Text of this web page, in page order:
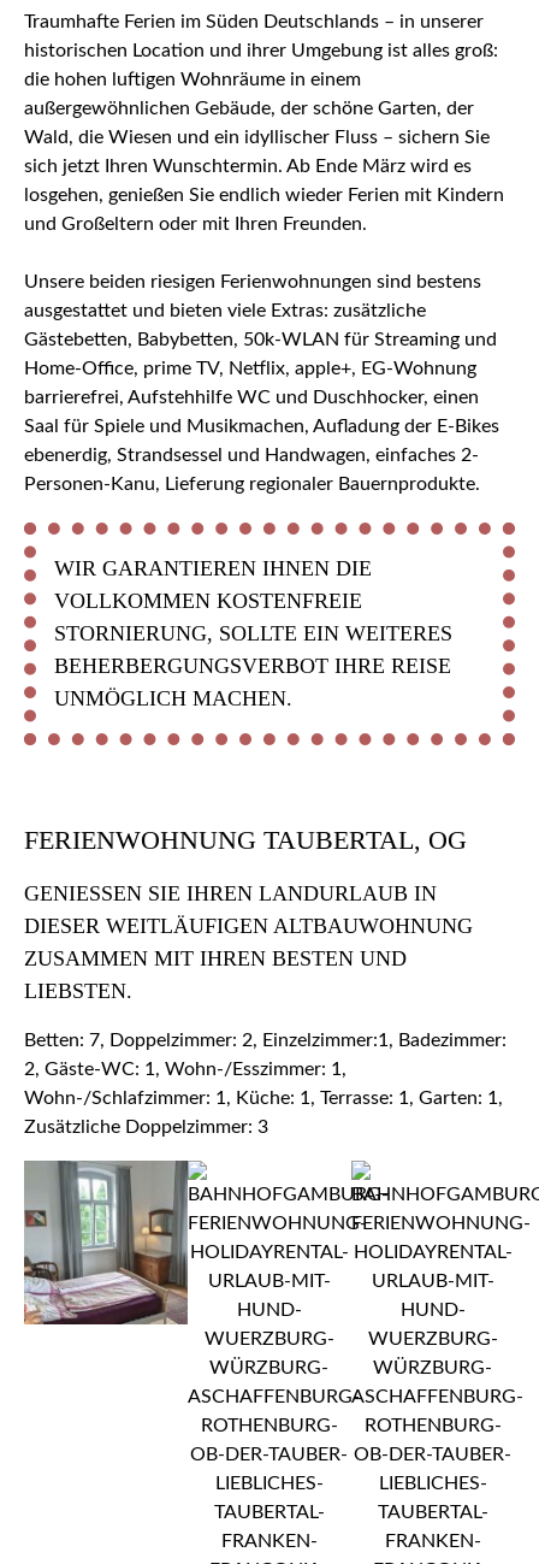
Traumhafte Ferien im Süden Deutschlands – in unserer
historischen Location und ihrer Umgebung ist alles groß:
die hohen luftigen Wohnräume in einem
außergewöhnlichen Gebäude, der schöne Garten, der
Wald, die Wiesen und ein idyllischer Fluss – sichern Sie
sich jetzt Ihren Wunschtermin. Ab Ende März wird es
losgehen, genießen Sie endlich wieder Ferien mit Kindern
und Großeltern oder mit Ihren Freunden.
Unsere beiden riesigen Ferienwohnungen sind bestens
ausgestattet und bieten viele Extras: zusätzliche
Gästebetten, Babybetten, 50k-WLAN für Streaming und
Home-Office, prime TV, Netflix, apple+, EG-Wohnung
barrierefrei, Aufstehhilfe WC und Duschhocker, einen
Saal für Spiele und Musikmachen, Aufladung der E-Bikes
ebenerdig, Strandsessel und Handwagen, einfaches 2-
Personen-Kanu, Lieferung regionaler Bauernprodukte.
WIR GARANTIEREN IHNEN DIE
VOLLKOMMEN KOSTENFREIE
STORNIERUNG, SOLLTE EIN WEITERES
BEHERBERGUNGSVERBOT IHRE REISE
UNMÖGLICH MACHEN.
FERIENWOHNUNG TAUBERTAL, OG
GENIESSEN SIE IHREN LANDURLAUB IN D
IESER WEITLÄUFIGEN ALTBAUWOHNUNG Z
USAMMEN MIT IHREN BESTEN UND L
IEBSTEN.
Betten: 7, Doppelzimmer: 2, Einzelzimmer:1, Badezimmer:
2, Gäste-WC: 1, Wohn-/Esszimmer: 1,
Wohn-/Schlafzimmer: 1, Küche: 1, Terrasse: 1, Garten: 1,
Zusätzliche Doppelzimmer: 3